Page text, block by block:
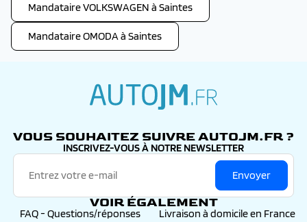
Mandataire VOLKSWAGEN à Saintes
Mandataire OMODA à Saintes
VOUS SOUHAITEZ SUIVRE AUTOJM.FR ?
INSCRIVEZ-VOUS À NOTRE NEWSLETTER
Envoyer
VOIR ÉGALEMENT
FAQ - Questions/réponses
Livraison à domicile en France